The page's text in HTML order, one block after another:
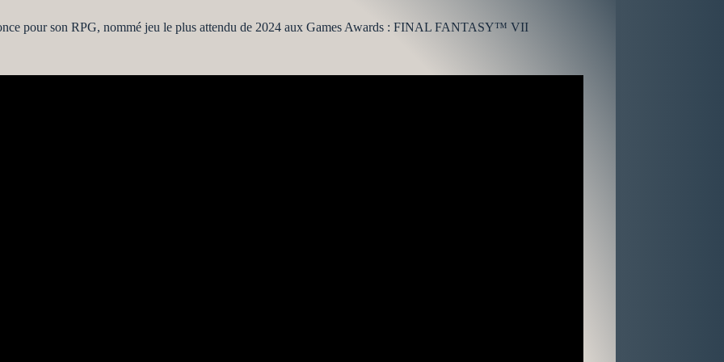
pour son RPG, nommé jeu le plus attendu de 2024 aux Games Awards : FINAL FANTASY™ VII